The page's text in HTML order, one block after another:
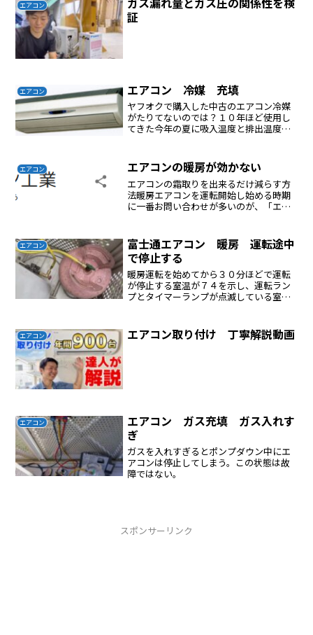
エアコン
証
エアコン エアコン 冷媒 充填
ヤフオクで購入した中古のエアコン冷媒
がたりてないのでは？１０年ほど使用し
てきた今年の夏に吸入温度と排出温度を
ーランプが点滅して止まってしまう現象
にでくわせた表示されてい...
エアコン エアコンの暖房が効かない
エアコンの霜取りを出来るだけ減らす方
法暖房エアコンを運転開始し始める時期
に一番お問い合わせが多いのが、「エア
している」など、エアコンの故障と思わ
れる方からのお問い合わせ...
エアコン
富士通エアコン 暖房 運転途中
で停止する
暖房運転を始めてから３０分ほどで運転
が停止する室温が７４を示し、運転ラン
プとタイマーランプが点滅している室温
不足であるとわかったガスを補充充填す
ることにしたサービスポー...
エアコン エアコン取り付け 丁寧解説動画
エアコン
エアコン ガス充填 ガス入れす
ぎ
ガスを入れすぎるとポンプダウン中にエ
アコンは停止してしまう。この状態は故
障ではない。
スポンサーリンク